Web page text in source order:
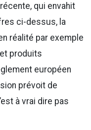
qui envahit
ci-dessus, la
réalité par exemple
produits
européen
prévoit de
à vrai dire pas